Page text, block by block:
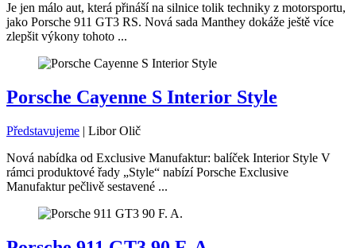
Je jen málo aut, která přináší na silnice tolik techniky z motorsportu,
jako Porsche 911 GT3 RS. Nová sada Manthey dokáže ještě více
zlepšit výkony tohoto ...
Porsche Cayenne S Interior Style
Představujeme | Libor Olič
Nová nabídka od Exclusive Manufaktur: balíček Interior Style V
rámci produktové řady „Style“ nabízí Porsche Exclusive
Manufaktur pečlivě sestavené ...